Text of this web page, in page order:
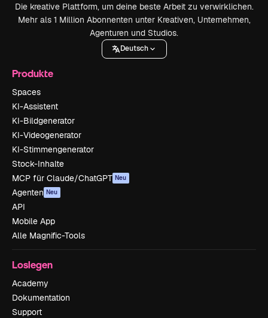
Die kreative Plattform, um deine beste Arbeit zu verwirklichen.
Mehr als 1 Million Abonnenten unter Kreativen, Unternehmen,
Agenturen und Studios.
Deutsch
Produkte
Spaces
KI-Assistent
KI-Bildgenerator
KI-Videogenerator
KI-Stimmengenerator
Stock-Inhalte
MCP für Claude/ChatGPT Neu
Agenten Neu
API
Mobile App
Alle Magnific-Tools
Loslegen
Academy
Dokumentation
Support